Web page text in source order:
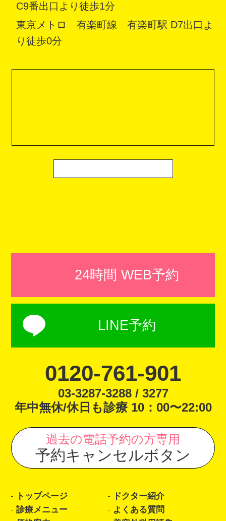
C9番出口より徒歩1分
東京メトロ 有楽町線 有楽町駅 D7出口よ
り徒歩0分
24時間 WEB予約
LINE予約
0120-761-901
03-3287-3288 / 3277
年中無休/休日も診療 10：00〜22:00
過去の電話予約の方専用
予約キャンセルボタン
トップページ
ドクター紹介
診療メニュー
よくある質問